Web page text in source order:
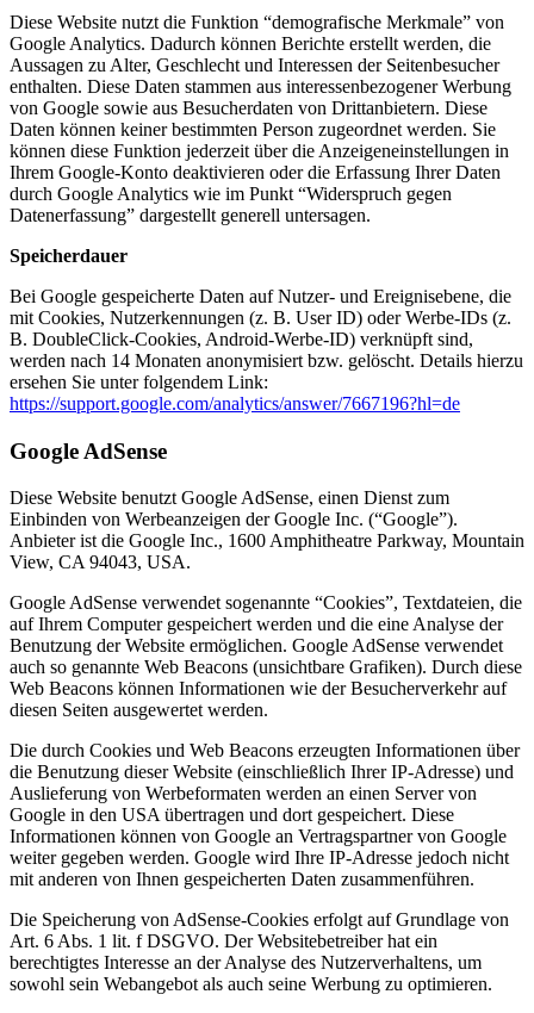
Diese Website nutzt die Funktion “demografische Merkmale” von
Google Analytics. Dadurch können Berichte erstellt werden, die
Aussagen zu Alter, Geschlecht und Interessen der Seitenbesucher
enthalten. Diese Daten stammen aus interessenbezogener Werbung
von Google sowie aus Besucherdaten von Drittanbietern. Diese
Daten können keiner bestimmten Person zugeordnet werden. Sie
können diese Funktion jederzeit über die Anzeigeneinstellungen in
Ihrem Google-Konto deaktivieren oder die Erfassung Ihrer Daten
durch Google Analytics wie im Punkt “Widerspruch gegen
Datenerfassung” dargestellt generell untersagen.
Speicherdauer
Bei Google gespeicherte Daten auf Nutzer- und Ereignisebene, die
mit Cookies, Nutzerkennungen (z. B. User ID) oder Werbe-IDs (z.
B. DoubleClick-Cookies, Android-Werbe-ID) verknüpft sind,
werden nach 14 Monaten anonymisiert bzw. gelöscht. Details hierzu
ersehen Sie unter folgendem Link:
https://support.google.com/analytics/answer/7667196?hl=de
Google AdSense
Diese Website benutzt Google AdSense, einen Dienst zum
Einbinden von Werbeanzeigen der Google Inc. (“Google”).
Anbieter ist die Google Inc., 1600 Amphitheatre Parkway, Mountain
View, CA 94043, USA.
Google AdSense verwendet sogenannte “Cookies”, Textdateien, die
auf Ihrem Computer gespeichert werden und die eine Analyse der
Benutzung der Website ermöglichen. Google AdSense verwendet
auch so genannte Web Beacons (unsichtbare Grafiken). Durch diese
Web Beacons können Informationen wie der Besucherverkehr auf
diesen Seiten ausgewertet werden.
Die durch Cookies und Web Beacons erzeugten Informationen über
die Benutzung dieser Website (einschließlich Ihrer IP-Adresse) und
Auslieferung von Werbeformaten werden an einen Server von
Google in den USA übertragen und dort gespeichert. Diese
Informationen können von Google an Vertragspartner von Google
weiter gegeben werden. Google wird Ihre IP-Adresse jedoch nicht
mit anderen von Ihnen gespeicherten Daten zusammenführen.
Die Speicherung von AdSense-Cookies erfolgt auf Grundlage von
Art. 6 Abs. 1 lit. f DSGVO. Der Websitebetreiber hat ein
berechtigtes Interesse an der Analyse des Nutzerverhaltens, um
sowohl sein Webangebot als auch seine Werbung zu optimieren.